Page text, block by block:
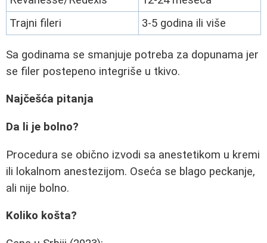
Trajni fileri
3-5 godina ili više
Sa godinama se smanjuje potreba za dopunama jer
se filer postepeno integriše u tkivo.
Najčešća pitanja
Da li je bolno?
Procedura se obično izvodi sa anestetikom u kremi
ili lokalnom anestezijom. Oseća se blago peckanje,
ali nije bolno.
Koliko košta?